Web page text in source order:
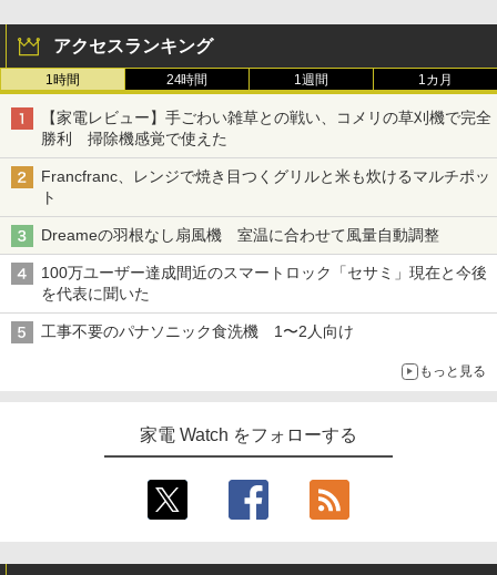
アクセスランキング
1時間 24時間 1週間 1カ月
【家電レビュー】手ごわい雑草との戦い、コメリの草刈機で完全
勝利 掃除機感覚で使えた
Francfranc、レンジで焼き目つくグリルと米も炊けるマルチポッ
ト
Dreameの羽根なし扇風機 室温に合わせて風量自動調整
100万ユーザー達成間近のスマートロック「セサミ」現在と今後
を代表に聞いた
工事不要のパナソニック食洗機 1〜2人向け
もっと見る
家電 Watch をフォローする